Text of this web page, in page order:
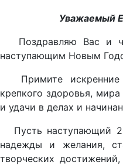
Уважаемый
Поздравляю Вас и
наступающим Новым
Примите искренние
крепкого здоровья,
и удачи в делах и
Пусть наступающий
надежды и желания,
творческих